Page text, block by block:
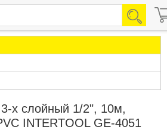
х слойный 1/2", 10м,
INTERTOOL GE-4051